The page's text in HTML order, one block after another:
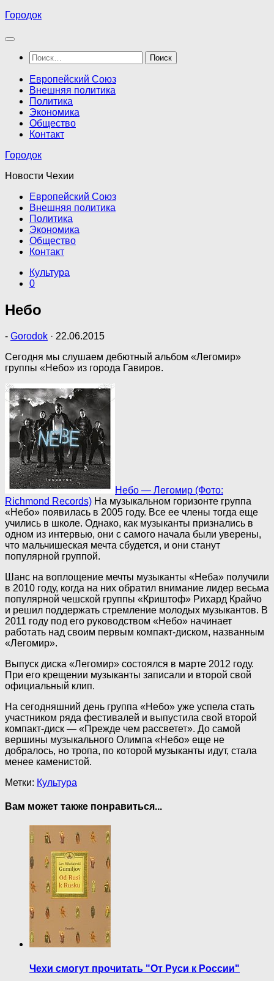
Перейти
содержимому
Городок
Найти:
Европейский Союз
Внешняя политика
Политика
Экономика
Общество
Контакт
Городок
Новости Чехии
Европейский Союз
Внешняя политика
Политика
Экономика
Общество
Контакт
Культура
0
Небо
- Gorodok · 22.06.2015
Сегодня мы слушаем дебютный альбом «Легомир»
группы «Небо» из города Гавиров.
Небо — Легомир (Фото:
Richmond Records) На музыкальном горизонте группа
«Небо» появилась в 2005 году. Все ее члены тогда еще
учились в школе. Однако, как музыканты признались в
одном из интервью, они с самого начала были уверены,
что мальчишеская мечта сбудется, и они станут
популярной группой.
Шанс на воплощение мечты музыканты «Неба» получили
в 2010 году, когда на них обратил внимание лидер весьма
популярной чешской группы «Криштоф» Рихард Крайчо
и решил поддержать стремление молодых музыкантов. В
2011 году под его руководством «Небо» начинает
работать над своим первым компакт-диском, названным
«Легомир».
Выпуск диска «Легомир» состоялся в марте 2012 году.
При его крещении музыканты записали и второй свой
официальный клип.
На сегодняшний день группа «Небо» уже успела стать
участником ряда фестивалей и выпустила свой второй
компакт-диск — «Прежде чем рассветет». До самой
вершины музыкального Олимпа «Небо» еще не
добралось, но тропа, по которой музыканты идут, стала
менее каменистой.
Метки: Культура
Вам может также понравиться...
Чехи смогут прочитать "От Руси к России"